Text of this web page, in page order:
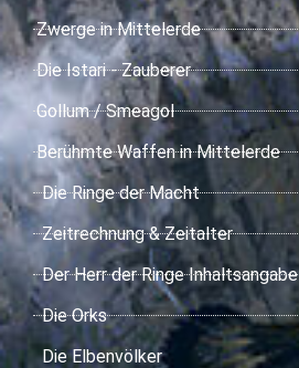
Zwerge in Mittelerde
Die Istari - Zauberer
Gollum / Smeagol
Berühmte Waffen in Mittelerde
Die Ringe der Macht
Zeitrechnung & Zeitalter
Der Herr der Ringe Inhaltsangabe
Die Orks
Die Elbenvölker